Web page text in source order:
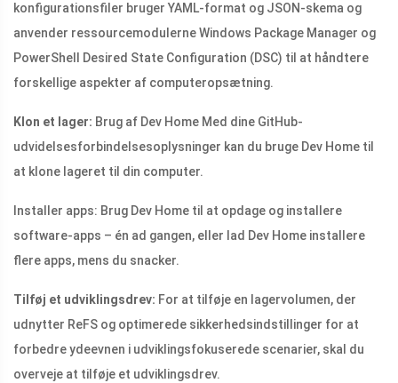
konfigurationsfiler bruger YAML-format og JSON-skema og
anvender ressourcemodulerne Windows Package Manager og
PowerShell Desired State Configuration (DSC) til at håndtere
forskellige aspekter af computeropsætning.
Klon et lager: Brug af Dev Home Med dine GitHub-
udvidelsesforbindelsesoplysninger kan du bruge Dev Home til
at klone lageret til din computer.
Installer apps: Brug Dev Home til at opdage og installere
software-apps – én ad gangen, eller lad Dev Home installere
flere apps, mens du snacker.
Tilføj et udviklingsdrev: For at tilføje en lagervolumen, der
udnytter ReFS og optimerede sikkerhedsindstillinger for at
forbedre ydeevnen i udviklingsfokuserede scenarier, skal du
overveje at tilføje et udviklingsdrev.